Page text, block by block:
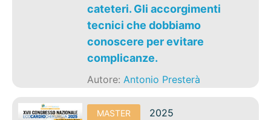
cateteri. Gli accorgimenti
tecnici che dobbiamo
conoscere per evitare
complicanze.
Autore:Antonio Presterà
MASTER 2025